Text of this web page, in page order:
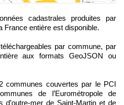
France entière est disponible.
par commune, par
aux formats GeoJSON ou
communes couvertes par le PCI
de l’Eurométropole de
d’outre-mer de Saint-Martin et de